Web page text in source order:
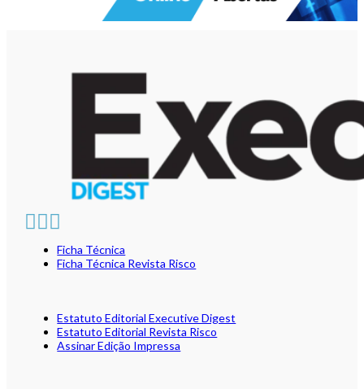
Ficha Técnica
Ficha Técnica Revista Risco
Estatuto Editorial Executive Digest
Estatuto Editorial Revista Risco
Assinar Edição Impressa